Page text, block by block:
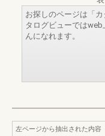
お探しのページは「
タログビューでは
んになれます。
左ページから抽出された内容